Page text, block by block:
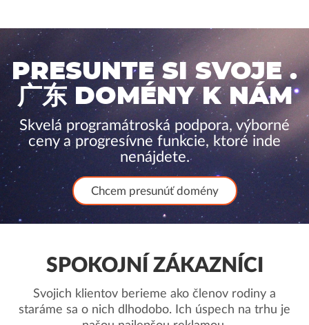
PRESUNTE SI SVOJE .
广东 DOMÉNY K NÁM
Skvelá programátroská podpora, výborné
ceny a progresívne funkcie, ktoré inde
nenájdete.
Chcem presunúť domény
SPOKOJNÍ ZÁKAZNÍCI
Svojich klientov berieme ako členov rodiny a
staráme sa o nich dlhodobo. Ich úspech na trhu je